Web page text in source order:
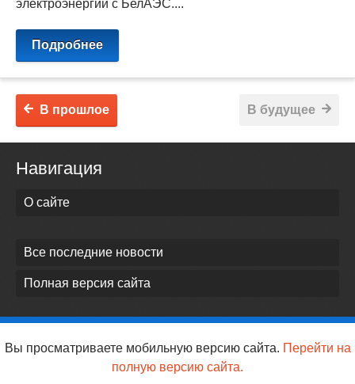
электроэнергии с БелАЭС....
Подробнее
В будущее
В прошлое
Навигация
О сайте
Все последние новости
Полная версия сайта
Вы просматриваете мобильную версию сайта. Перейти на
полную версию сайта.